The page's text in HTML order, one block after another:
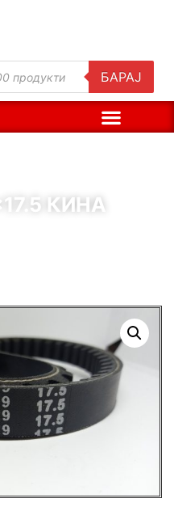
БАРАЈ
КИНА